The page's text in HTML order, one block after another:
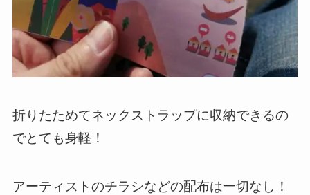
折りたためてネックストラップに収納できるの
でとても身軽！
アーティストのチラシなどの配布は一切なし！